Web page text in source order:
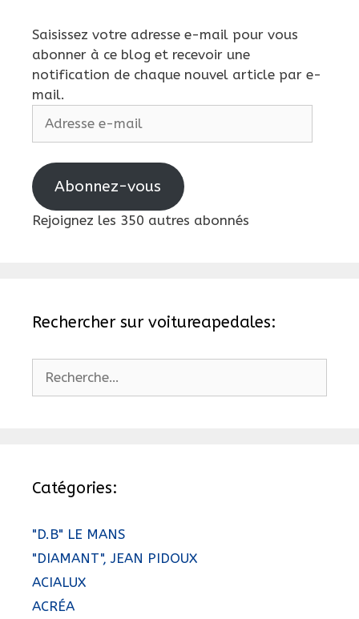
Saisissez votre adresse e-mail pour vous
abonner à ce blog et recevoir une
notification de chaque nouvel article par e-
mail.
e-
Abonnez-vous
Rejoignez les 350 autres abonnés
Rechercher sur voitureapedales:
Catégories:
"D.B" LE MANS
"DIAMANT", JEAN PIDOUX
ACIALUX
ACRÉA